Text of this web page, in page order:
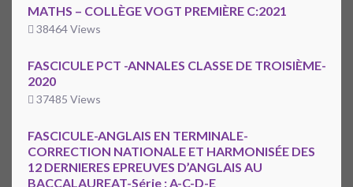
MATHS – COLLÈGE VOGT PREMIÈRE C:2021
38464 Views
FASCICULE PCT -ANNALES CLASSE DE TROISIÈME-
2020
37485 Views
FASCICULE-ANGLAIS EN TERMINALE-
CORRECTION NATIONALE ET HARMONISÉE DES
12 DERNIERES EPREUVES D’ANGLAIS AU
BACCALAUREAT-Série : A-C-D-E